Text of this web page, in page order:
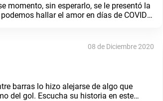
momento, sin esperarlo, se le presentó la
hallar el amor en días de COVID-
08 de Diciembre 2020
barras lo hizo alejarse de algo que
del gol. Escucha su historia en este